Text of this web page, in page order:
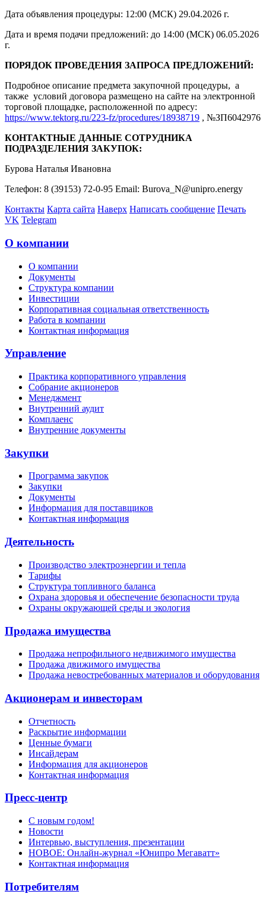
Дата объявления процедуры: 12:00 (МСК) 29.04.2026 г.
Дата и время подачи предложений: до 14:00 (МСК) 06.05.2026
г.
ПОРЯДОК ПРОВЕДЕНИЯ ЗАПРОСА ПРЕДЛОЖЕНИЙ:
Подробное описание предмета закупочной процедуры, а
также условий договора размещено на сайте на электронной
торговой площадке, расположенной по адресу:
https://www.tektorg.ru/223-fz/procedures/18938719 , №ЗП6042976
КОНТАКТНЫЕ ДАННЫЕ СОТРУДНИКА
ПОДРАЗДЕЛЕНИЯ ЗАКУПОК:
Бурова Наталья Ивановна
Телефон: 8 (39153) 72-0-95 Email: Burova_N@unipro.energy
Контакты Карта сайта Наверх Написать сообщение Печать
VK Telegram
О компании
О компании
Документы
Структура компании
Инвестиции
Корпоративная социальная ответственность
Работа в компании
Контактная информация
Управление
Практика корпоративного управления
Собрание акционеров
Менеджмент
Внутренний аудит
Комплаенс
Внутренние документы
Закупки
Программа закупок
Закупки
Документы
Информация для поставщиков
Контактная информация
Деятельность
Производство электроэнергии и тепла
Тарифы
Структура топливного баланса
Охрана здоровья и обеспечение безопасности труда
Охраны окружающей среды и экология
Продажа имущества
Продажа непрофильного недвижимого имущества
Продажа движимого имущества
Продажа невостребованных материалов и оборудования
Акционерам и инвесторам
Отчетность
Раскрытие информации
Ценные бумаги
Инсайдерам
Информация для акционеров
Контактная информация
Пресс-центр
С новым годом!
Новости
Интервью, выступления, презентации
НОВОЕ: Онлайн-журнал «Юнипро Мегаватт»
Контактная информация
Потребителям